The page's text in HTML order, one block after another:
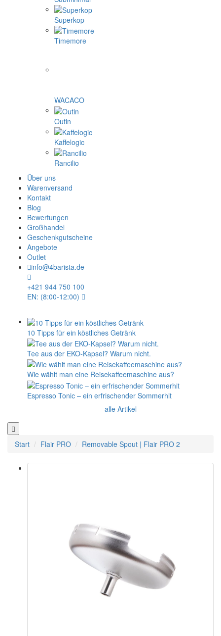
Superkop
Timemore
WACACO
Outin
Kaffelogic
Rancilio
Über uns
Warenversand
Kontakt
Blog
Bewertungen
Großhandel
Geschenkgutscheine
Angebote
Outlet
info@4barista.de
+421 944 750 100
EN: (8:00-12:00)
10 Tipps für ein köstliches Getränk
Tee aus der EKO-Kapsel? Warum nicht.
Wie wählt man eine Reisekaffeemaschine aus?
Espresso Tonic – ein erfrischender Sommerhit
alle Artikel
Start Flair PRO Removable Spout | Flair PRO 2